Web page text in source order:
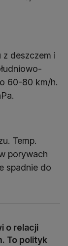
z deszczem i
60-80 km/h.
Temp.
porywach
spadnie do
o relacji
To polityk